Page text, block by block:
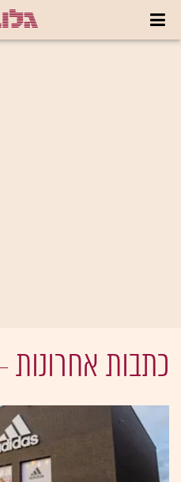
כתבות אחרונות